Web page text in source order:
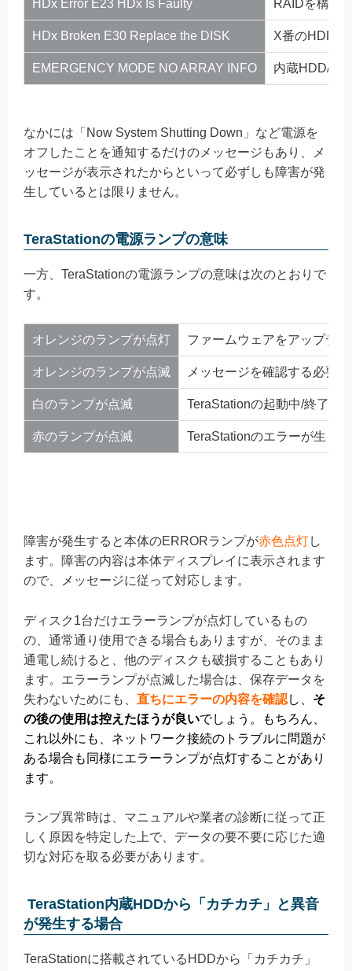
HDx Error E23 HDx Is Faulty RAIDを構築
HDx Broken E30 Replace the DISK X番のHDDに
EMERGENCY MODE NO ARRAY INFO 内蔵HDD/
なかには「Now System Shutting Down」など電源を
オフしたことを通知するだけのメッセージもあり、メ
ッセージが表示されたからといって必ずしも障害が発
生しているとは限りません。
TeraStationの電源ランプの意味
一方、TeraStationの電源ランプの意味は次のとおりで
す。
オレンジのランプが点灯 ファームウェアをアップデ
オレンジのランプが点滅 メッセージを確認する必要
白のランプが点滅 TeraStationの起動中/終了中
赤のランプが点滅 TeraStationのエラーが生じ
障害が発生すると本体のERRORランプが赤色点灯し
ます。障害の内容は本体ディスプレイに表示されます
ので、メッセージに従って対応します。
ディスク1台だけエラーランプが点灯しているもの
の、通常通り使用できる場合もありますが、そのまま
通電し続けると、他のディスクも破損することもあり
ます。エラーランプが点滅した場合は、保存データを
失わないためにも、 直ちにエラーの内容を確認し、 そ
の後の使用は控えたほうが良いでしょう 。もちろん、
これ以外にも、ネットワーク接続のトラブルに問題が
ある場合も同様にエラーランプが点灯することがあり
ます。
ランプ異常時は、マニュアルや業者の診断に従って正
しく原因を特定した上で、データの要不要に応じた適
切な対応を取る必要があります。
TeraStation内蔵HDDから「カチカチ」と異音
が発生する場合
TeraStationに搭載されているHDDから「カチカチ」